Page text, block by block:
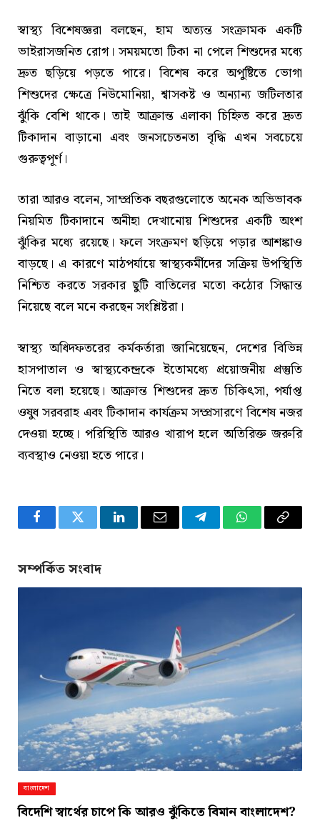
স্বাস্থ্য বিশেষজ্ঞরা বলছেন, হাম অত্যন্ত সংক্রামক একটি
ভাইরাসজনিত রোগ। সময়মতো টিকা না পেলে শিশুদের মধ্যে
দ্রুত ছড়িয়ে পড়তে পারে। বিশেষ করে অপুষ্টিতে ভোগা
শিশুদের ক্ষেত্রে নিউমোনিয়া, শ্বাসকষ্ট ও অন্যান্য জটিলতার
ঝুঁকি বেশি থাকে। তাই আক্রান্ত এলাকা চিহ্নিত করে দ্রুত
টিকাদান বাড়ানো এবং জনসচেতনতা বৃদ্ধি এখন সবচেয়ে
গুরুত্বপূর্ণ।
তারা আরও বলেন, সাম্প্রতিক বছরগুলোতে অনেক অভিভাবক
নিয়মিত টিকাদানে অনীহা দেখানোয় শিশুদের একটি অংশ
ঝুঁকির মধ্যে রয়েছে। ফলে সংক্রমণ ছড়িয়ে পড়ার আশঙ্কাও
বাড়ছে। এ কারণে মাঠপর্যায়ে স্বাস্থ্যকর্মীদের সক্রিয় উপস্থিতি
নিশ্চিত করতে সরকার ছুটি বাতিলের মতো কঠোর সিদ্ধান্ত
নিয়েছে বলে মনে করছেন সংশ্লিষ্টরা।
স্বাস্থ্য অধিদফতরের কর্মকর্তারা জানিয়েছেন, দেশের বিভিন্ন
হাসপাতাল ও স্বাস্থ্যকেন্দ্রকে ইতোমধ্যে প্রয়োজনীয় প্রস্তুতি
নিতে বলা হয়েছে। আক্রান্ত শিশুদের দ্রুত চিকিৎসা, পর্যাপ্ত
ওষুধ সরবরাহ এবং টিকাদান কার্যক্রম সম্প্রসারণে বিশেষ নজর
দেওয়া হচ্ছে। পরিস্থিতি আরও খারাপ হলে অতিরিক্ত জরুরি
ব্যবস্থাও নেওয়া হতে পারে।
FacebookTwitter LinkedInEmail TelegramWhatsApp
Copy
সম্পর্কিত সংবাদ
বাংলাদেশ
বিদেশি স্বার্থের চাপে কি আরও ঝুঁকিতে বিমান বাংলাদেশ?